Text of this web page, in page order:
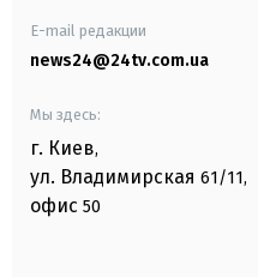
E-mail редакции
news24@24tv.com.ua
Мы здесь:
г. Киев,
ул. Владимирская 61/11,
офис 50